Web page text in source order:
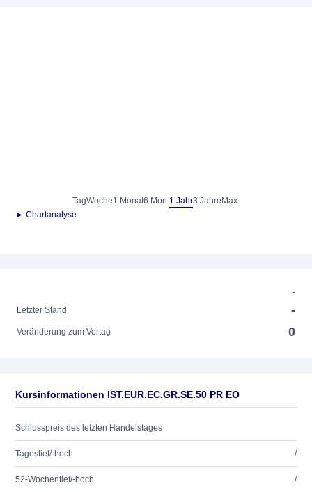
TagWoche1 Monat6 Mon.1 Jahr3 Jahre Max.
► Chartanalyse
-
Letzter Stand
-
Veränderung zum Vortag 0
Kursinformationen IST.EUR.EC.GR.SE.50 PR EO
Schlusspreis des letzten Handelstages
Tagestief/-hoch /
52-Wochentief/-hoch /